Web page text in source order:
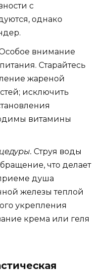
с
однако
внимание
Старайтесь
жареной
исключить
витамины
Струя воды
что делает
душа
железы теплой
укрепления
крема или геля